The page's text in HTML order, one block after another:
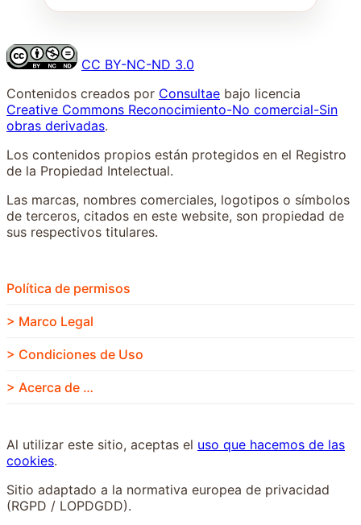
CC BY-NC-ND 3.0
Contenidos creados por Consultae bajo licencia
Creative Commons Reconocimiento-No comercial-Sin
obras derivadas.
Los contenidos propios están protegidos en el Registro
de la Propiedad Intelectual.
Las marcas, nombres comerciales, logotipos o símbolos
de terceros, citados en este website, son propiedad de
sus respectivos titulares.
Política de permisos
> Marco Legal
> Condiciones de Uso
> Acerca de …
Al utilizar este sitio, aceptas el uso que hacemos de las
cookies.
Sitio adaptado a la normativa europea de privacidad
(RGPD / LOPDGDD).